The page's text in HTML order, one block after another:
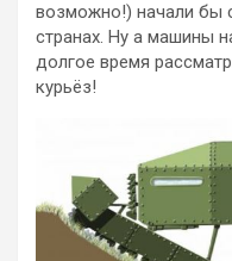
возможно!) начали бы
странах. Ну а машины
долгое время
курьёз!